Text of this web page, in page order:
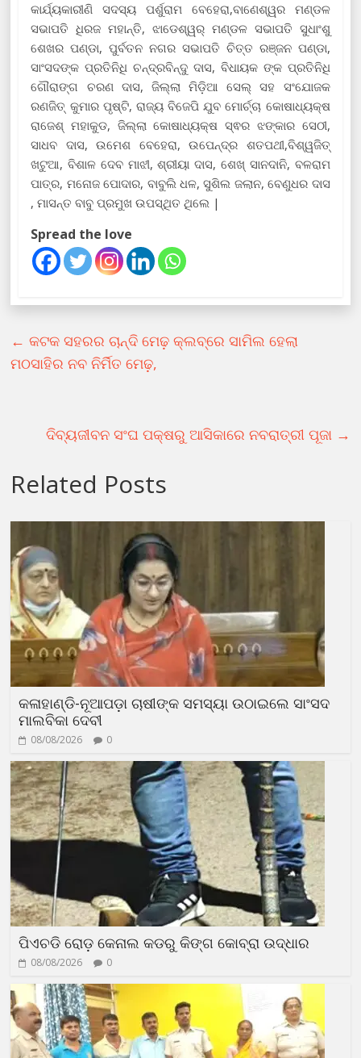
କାର୍ଯ୍ୟକାରୀଣି ସଦସ୍ୟ ପର୍ଶୁରାମ ବେହେରା,ବାଣେଶ୍ୱର ମଣ୍ଡଳ
ସଭାପତି ଧିରଜ ମହାନ୍ତି, ଝାଡେଶ୍ୱର୍ ମଣ୍ଡଳ ସଭାପତି ସୁଧାଂଶୁ
ଶେଖର ପଣ୍ଡା, ପୁର୍ବତନ ନଗର ସଭାପତି ଚିତ୍ତ ରଞ୍ଜନ ପଣ୍ଡା,
ସାଂସଦଙ୍କ ପ୍ରତିନିଧି ଚନ୍ଦ୍ରବିନ୍ଦୁ ଦାସ, ବିଧାୟକ ଙ୍କ ପ୍ରତିନିଧି
ଗୌରାଙ୍ଗ ଚରଣ ଦାସ, ଜିଲ୍ଲା ମିଡ଼ିଆ ସେଲ୍ ସହ ସଂଯୋଜକ
ରଣଜିତ୍ କୁମାର ପୃଷ୍ଟି, ରାଜ୍ୟ ବିଜେପି ଯୁବ ମୋର୍ଚ୍ଚା କୋଷାଧ୍ୟକ୍ଷ
ରାଜେଶ୍ ମହାକୁଡ, ଜିଲ୍ଲା କୋଷାଧ୍ୟକ୍ଷ ସ୍ଵର ଝଙ୍କାର ସେଠୀ,
ସାଧବ ଦାସ, ଉମେଶ ବେହେରା, ଉପେନ୍ଦ୍ର ଶତପଥୀ,ବିଶ୍ୱଜିତ୍
ଖଟୁଆ, ବିଶାଳ ଦେବ ମାଝୀ, ଶ୍ରୀୟା ଦାସ, ଶେଖ୍ ସାନଦାନି, ବଳରାମ
ପାତ୍ର, ମନୋଜ ପୋଦାର, ବାବୁଲି ଧଳ, ସୁଶିଲ ଜଲାନ, ବେଣୁଧର ଦାସ
, ମାସନ୍ତ ବାବୁ ପ୍ରମୁଖ ଉପସ୍ଥିତ ଥିଲେ |
Spread the love
← କଟକ ସହରର ଚାନ୍ଦି ମେଢ଼ କ୍ଲବ୍‌ରେ ସାମିଲ ହେଲା
ମଠସାହିର ନବ ନିର୍ମିତ ମେଢ଼,
ଦିବ୍ୟଜୀବନ ସଂଘ ପକ୍ଷରୁ ଆସିକାରେ ନବରାତ୍ରୀ ପୂଜା →
Related Posts
କଳାହାଣ୍ଡି-ନୂଆପଡ଼ା ଚାଷୀଙ୍କ ସମସ୍ୟା ଉଠାଇଲେ ସାଂସଦ
ମାଲବିକା ଦେବୀ
08/08/2026 0
ପିଏଚଡି ରୋଡ଼ କେନାଲ କଡରୁ କିଙ୍ଗ କୋବ୍ରା ଉଦ୍ଧାର
08/08/2026 0